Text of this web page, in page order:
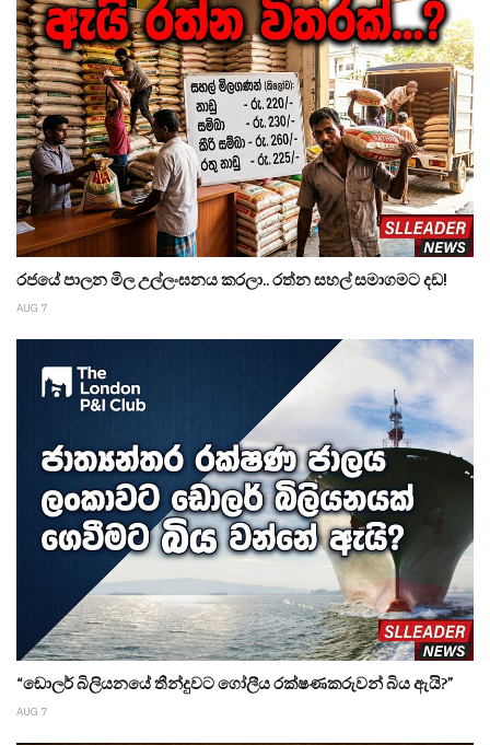
රජයේ පාලන මිල උල්ලංඝනය කරලා.. රත්න සහල් සමාගමට දඩ!
AUG 7
“ඩොලර් බිලියනයේ තීන්දුවට ගෝලීය රක්ෂණකරුවන් බිය ඇයි?”
AUG 7